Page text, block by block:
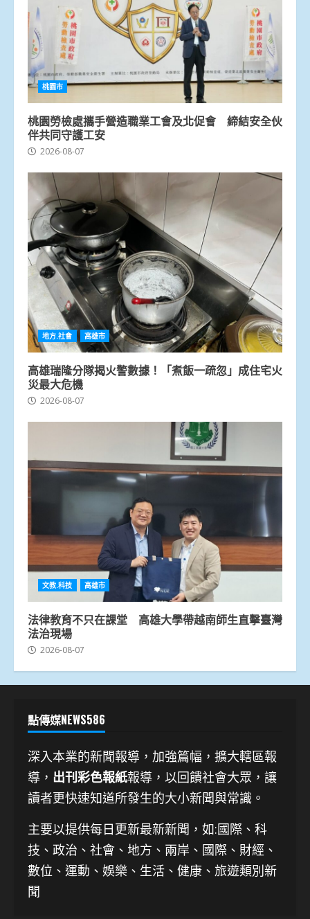
桃園市
桃園勞檢處攜手營造職業工會及北促會 締結安全伙
伴共同守護工安
2026-08-07
地方.社會 高雄市
高雄瑞隆分隊揭火警數據！「煮飯一疏忽」成住宅火
災最大危機
2026-08-07
文教.科技 高雄市
法律教育不只在課堂 高雄大學帶越南師生直擊臺灣
法治現場
2026-08-07
點傳媒NEWS586
深入本業的新聞報導，加強篇幅，擴大轄區報
導， 出刊彩色報紙報導，以回饋社會大眾，讓
讀者更快速知道所發生的大小新聞與常識。
主要以提供每日更新最新新聞 ，如:國際、科
技、 政治、社會、地方、兩岸、國際、財經、
數位、運動、娛樂、生活、健康、旅遊類別新
聞